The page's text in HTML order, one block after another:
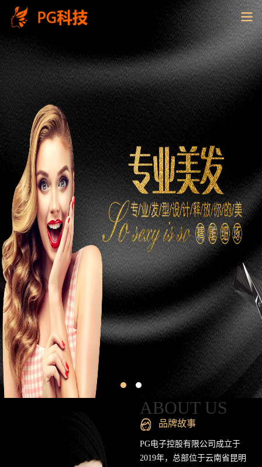
PG
电
子
控
股
有
限
公
司-
云
南
昆
明
专
业
美
发
连
ABOUT US
品牌故事
PG电子控股有限公司成立于
2019年，总部位于云南省昆明